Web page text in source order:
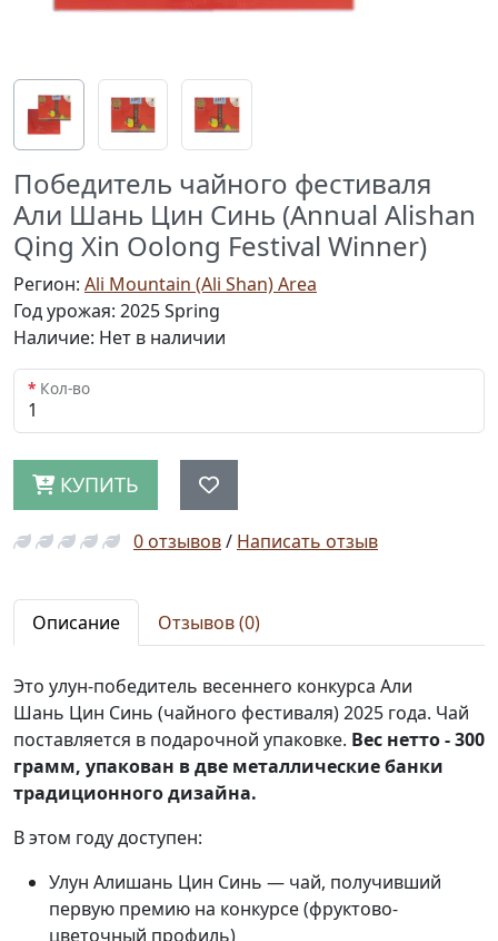
Победитель чайного фестиваля
Али Шань Цин Cинь (Annual Alishan
Qing Xin Oolong Festival Winner)
Регион: Ali Mountain (Ali Shan) Area
Год урожая: 2025 Spring
Наличие: Нет в наличии
Кол-во
КУПИТЬ
0 отзывов/ Написать отзыв
Описание Отзывов (0)
Это улун-победитель весеннего конкурса Али
Шань Цин Cинь (чайного фестиваля) 2025 года. Чай
поставляется в подарочной упаковке. Вес нетто - 300
грамм, упакован в две металлические банки
традиционного дизайна.
В этом году доступен:
Улун Алишань Цин Синь — чай, получивший
первую премию на конкурсе (фруктово-
цветочный профиль)